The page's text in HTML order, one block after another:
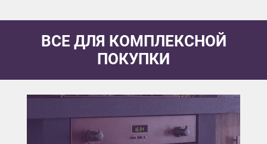
ВСЕ ДЛЯ КОМПЛЕКСНОЙ
ПОКУПКИ